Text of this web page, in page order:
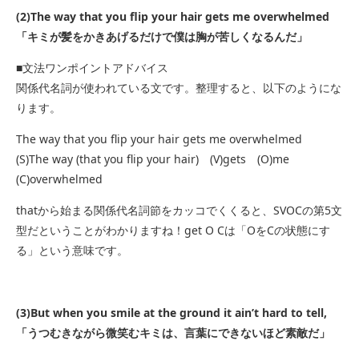
(2)The way that you flip your hair gets me overwhelmed
「キミが髪をかきあげるだけで僕は胸が苦しくなるんだ」
■文法ワンポイントアドバイス
関係代名詞が使われている文です。整理すると、以下のようにな
ります。
The way that you flip your hair gets me overwhelmed
(S)The way (that you flip your hair) (V)gets (O)me
(C)overwhelmed
thatから始まる関係代名詞節をカッコでくくると、SVOCの第5文
型だということがわかりますね！get O Cは「OをCの状態にす
る」という意味です。
(3)But when you smile at the ground it ain’t hard to tell,
「うつむきながら微笑むキミは、言葉にできないほど素敵だ」